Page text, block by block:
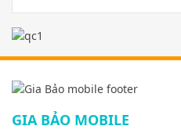
GIA BẢO MOBILE